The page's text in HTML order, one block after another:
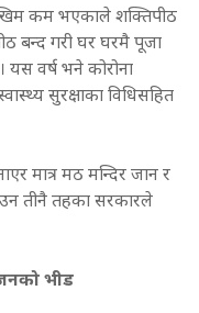
कम भएकाले शक्तिपीठ
बन्द गरी घर घरमै पूजा
यस वर्ष भने कोरोना
सुरक्षाका विधिसहित
मात्र मठ मन्दिर जान र
तीनै तहका सरकारले
भीड